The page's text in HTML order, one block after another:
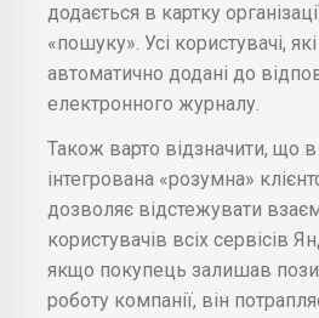
додається в картку
«пошуку». Усі користувачі,
автоматично додані до
електронного журналу.
Також варто відзначити, що
інтегрована «розумна»
дозволяє відстежувати
користувачів всіх сервісів
якщо покупець залишав
роботу компанії, він